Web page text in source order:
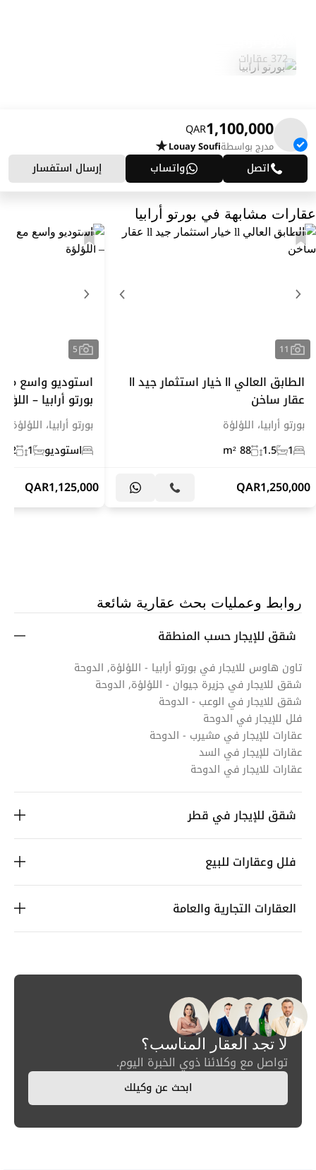
372 عقارات
1,100,000
QAR
مدرج بواسطةLouay Soufi
اتصل واتساب إرسال استفسار
عقارات مشابهة في بورتو أرابيا
11
الطابق العالي ll خيار استثمار جيد ll
عقار ساخن
بورتو أرابيا، اللؤلؤة
1
1.5
88 m²
1,250,000
QAR
5
استوديو واسع
بورتو أرابيا –
بورتو أرابيا، اللؤلؤة
استوديو
1
72 m²
1,125,000
QAR
روابط وعمليات بحث عقارية شائعة
شقق للإيجار حسب المنطقة
تاون هاوس للايجار في بورتو أرابيا - اللؤلؤة, الدوحة
شقق للايجار في جزيرة جيوان - اللؤلؤة, الدوحة
شقق للايجار في الوعب - الدوحة
فلل للإيجار في الدوحة
عقارات للإيجار في مشيرب - الدوحة
عقارات للإيجار في السد
عقارات للايجار في الدوحة
شقق للإيجار في قطر
فلل وعقارات للبيع
العقارات التجارية والعامة
لا تجد العقار المناسب؟
تواصل مع وكلائنا ذوي الخبرة اليوم.
ابحث عن وكيلك